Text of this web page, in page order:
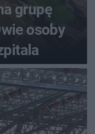
grupę
osoby